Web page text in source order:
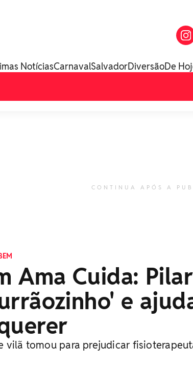
NotíciasCarnavalSalvadorDiversãoDe
CONTINUA APÓS A
Ama Cuida:
e
vilã tomou para prejudicar